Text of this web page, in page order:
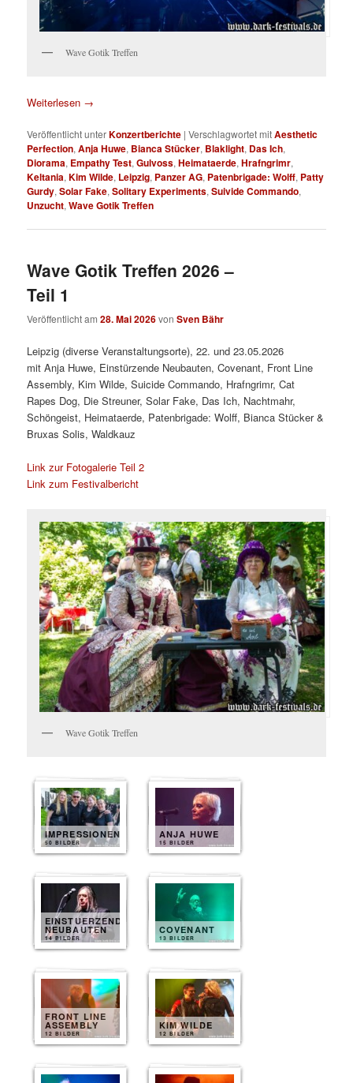
Wave Gotik Treffen
Weiterlesen →
Veröffentlicht unterKonzertberichte |Verschlagwortet mitAesthetic
Perfection,Anja Huwe, Bianca Stücker, Blaklight, Das Ich,
Diorama, Empathy Test,Gulvoss,Heimataerde,Hrafngrimr,
Keltania,Kim Wilde, Leipzig, Panzer AG, Patenbrigade: Wolff, Patty
Gurdy,Solar Fake,Solitary Experiments,Suivide Commando,
Unzucht,Wave Gotik Treffen
Wave Gotik Treffen 2026 –
Teil 1
Veröffentlicht am28. Mai 2026vonSven Bähr
Leipzig (diverse Veranstaltungsorte), 22. und 23.05.2026
mit Anja Huwe, Einstürzende Neubauten, Covenant, Front Line
Assembly, Kim Wilde, Suicide Commando, Hrafngrimr, Cat
Rapes Dog, Die Streuner, Solar Fake, Das Ich, Nachtmahr,
Schöngeist, Heimataerde, Patenbrigade: Wolff, Bianca Stücker &
Bruxas Solis, Waldkauz
Link zur Fotogalerie Teil 2
Link zum Festivalbericht
Wave Gotik Treffen
IMPRESSIONEN
50 BILDER
ANJA HUWE
15 BILDER
EINSTUERZENDE
NEUBAUTEN
14 BILDER
COVENANT
13 BILDER
FRONT LINE
ASSEMBLY
12 BILDER
KIM WILDE
12 BILDER